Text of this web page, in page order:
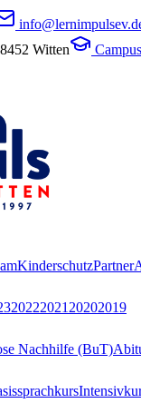
Witten
KinderschutzPartner
20222021 20202019
Nachhilfe (BuT)